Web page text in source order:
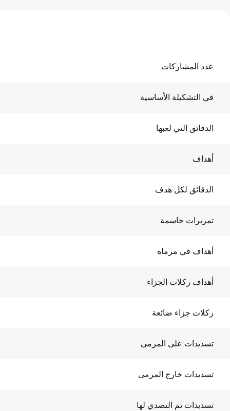
عدد المشاركات
في التشكيلة الأساسية
الدقائق التي لعبها
أهداف
الدقائق لكل هدف
تمريرات حاسمة
أهداف في مرماه
أهداف ركلات الجزاء
ركلات جزاء ضائعة
تسديدات على المرمى
تسديدات خارج المرمى
تسديدات تم التصدي لها